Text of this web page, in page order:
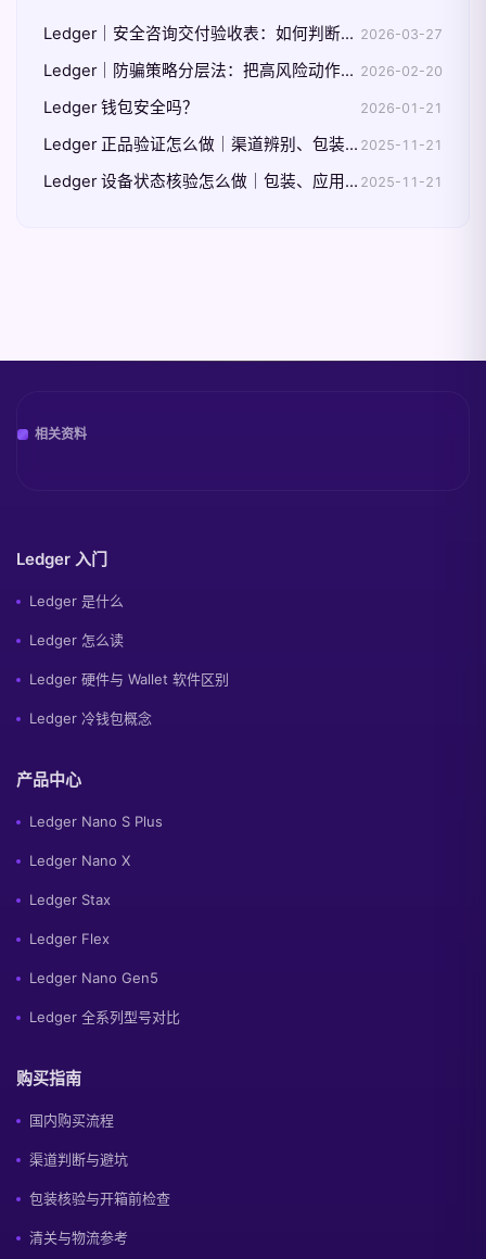
Ledger｜安全咨询交付验收表：如何判断建议已真正落地 2026-03-27
Ledger｜防骗策略分层法：把高风险动作前置拦截 2026-02-20
Ledger 钱包安全吗？ 2026-01-21
Ledger 正品验证怎么做｜渠道辨别、包装核验与 Genuine Check 三步 2025-11-21
Ledger 设备状态核验怎么做｜包装、应用与屏幕三步 2025-11-21
相关资料
Ledger 入门
Ledger 是什么
Ledger 怎么读
Ledger 硬件与 Wallet 软件区别
Ledger 冷钱包概念
产品中心
Ledger Nano S Plus
Ledger Nano X
Ledger Stax
Ledger Flex
Ledger Nano Gen5
Ledger 全系列型号对比
购买指南
国内购买流程
渠道判断与避坑
包装核验与开箱前检查
清关与物流参考